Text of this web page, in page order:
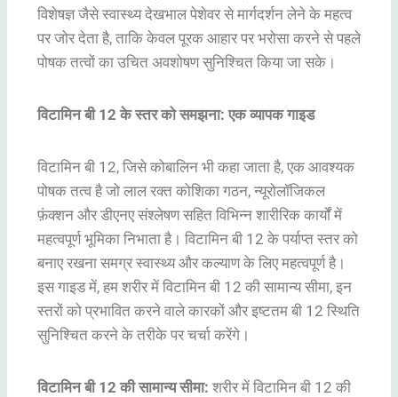
विशेषज्ञ जैसे स्वास्थ्य देखभाल पेशेवर से मार्गदर्शन लेने के महत्व
पर जोर देता है, ताकि केवल पूरक आहार पर भरोसा करने से पहले
पोषक तत्वों का उचित अवशोषण सुनिश्चित किया जा सके।
विटामिन बी 12 के स्तर को समझना: एक व्यापक गाइड
विटामिन बी 12, जिसे कोबालिन भी कहा जाता है, एक आवश्यक
पोषक तत्व है जो लाल रक्त कोशिका गठन, न्यूरोलॉजिकल
फ़ंक्शन और डीएनए संश्लेषण सहित विभिन्न शारीरिक कार्यों में
महत्वपूर्ण भूमिका निभाता है। विटामिन बी 12 के पर्याप्त स्तर को
बनाए रखना समग्र स्वास्थ्य और कल्याण के लिए महत्वपूर्ण है।
इस गाइड में, हम शरीर में विटामिन बी 12 की सामान्य सीमा, इन
स्तरों को प्रभावित करने वाले कारकों और इष्टतम बी 12 स्थिति
सुनिश्चित करने के तरीके पर चर्चा करेंगे।
विटामिन बी 12 की सामान्य सीमा: शरीर में विटामिन बी 12 की